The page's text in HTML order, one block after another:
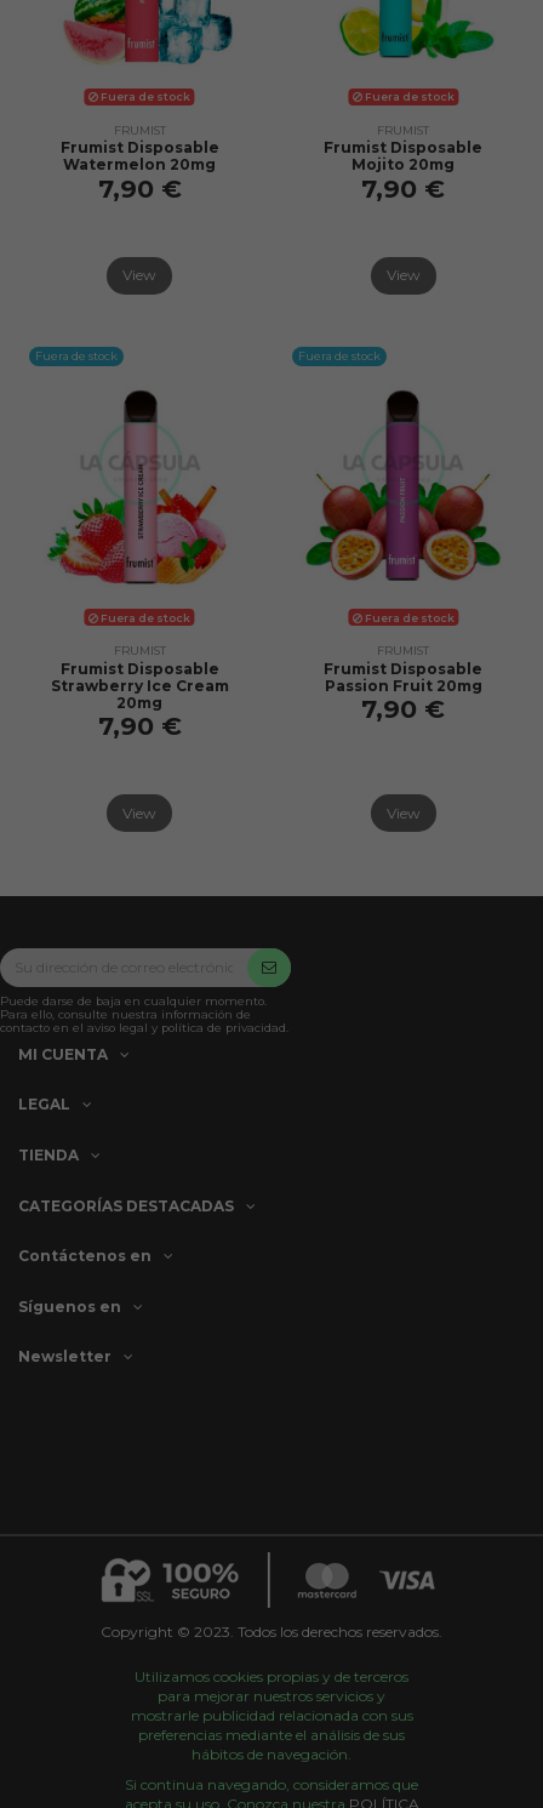
Fuera de stock
FRUMIST
Frumist Disposable
Watermelon 20mg
7,90 €
View
Fuera de stock
FRUMIST
Frumist Disposable
Mojito 20mg
7,90 €
View
Fuera de stock
Fuera de stock
FRUMIST
Frumist Disposable
Strawberry Ice Cream
20mg
7,90 €
View
Fuera de stock
Fuera de stock
FRUMIST
Frumist Disposable
Passion Fruit 20mg
7,90 €
View
Puede darse de baja en cualquier momento.
Para ello, consulte nuestra información de
contacto en el aviso legal y política de privacidad.
MI CUENTA
LEGAL
TIENDA
CATEGORÍAS DESTACADAS
Contáctenos en
Síguenos en
Newsletter
Copyright © 2023. Todos los derechos reservados.
Utilizamos cookies propias y de terceros
para mejorar nuestros servicios y
mostrarle publicidad relacionada con sus
preferencias mediante el análisis de sus
hábitos de navegación.
Si continua navegando, consideramos que
acepta su uso. Conozca nuestra POLÍTICA